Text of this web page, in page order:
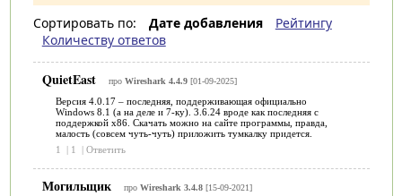
Сортировать по: Дате добавления
Рейтингу
Количеству ответов
QuietEast про Wireshark 4.4.9[01-09-2025]
Версия 4.0.17 – последняя, поддерживающая официально
Windows 8.1 (а на деле и 7-ку). 3.6.24 вроде как последняя с
поддержкой x86. Скачать можно на сайте программы, правда,
малость (совсем чуть-чуть) приложить тумкалку придется.
1
| 1 | Ответить
Могильщик про Wireshark 3.4.8[15-09-2021]